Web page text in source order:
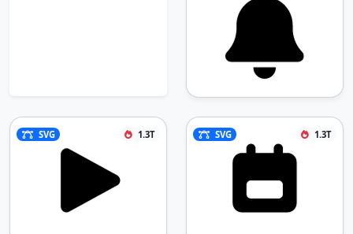
SVG 1.3T SVG 1.3T